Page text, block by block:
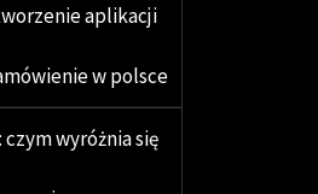
aplikacji
w polsce
czym wyróżnia się